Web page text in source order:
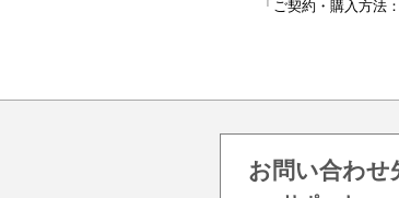
「ご契約・購入方法
お問い合わせ